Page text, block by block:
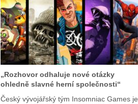
„Rozhovor odhaluje nové otázky
ohledně slavné herní společnosti“
Český vývojářský tým Insomniac Games je